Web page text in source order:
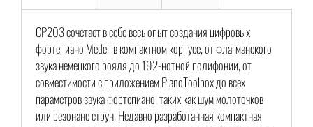
CP203 сочетает в себе весь опыт создания цифровых
фортепиано Medeli в компактном корпусе, от флагманского
звука немецкого рояля до 192-нотной полифонии, от
совместимости с приложением PianoToolbox до всех
параметров звука фортепиано, таких как шум молоточков
или резонанс струн. Недавно разработанная компактная